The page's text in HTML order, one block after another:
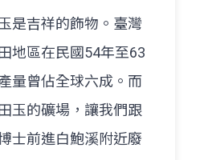
是吉祥的飾物。臺灣
地區在民國54年至63
量曾佔全球六成。而
玉的礦場，讓我們跟
士前進白鮑溪附近廢